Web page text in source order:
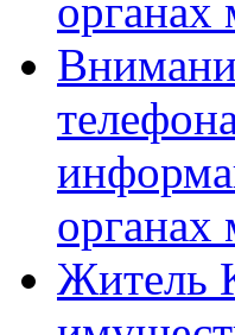
органах
органах
Житель